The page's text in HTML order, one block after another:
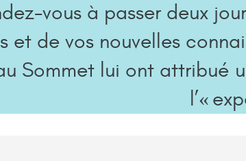
vous à passer deux
et de vos nouvelles
Sommet lui ont attribué
l’«